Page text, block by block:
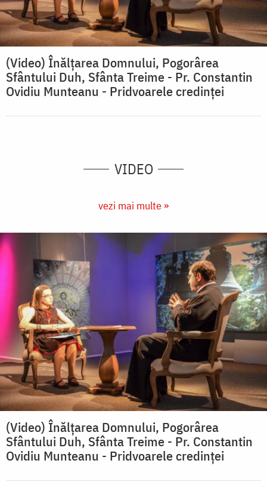
(Video) Înălţarea Domnului, Pogorârea
Sfântului Duh, Sfânta Treime - Pr. Constantin
Ovidiu Munteanu - Pridvoarele credinței
VIDEO
vezi mai multe »
(Video) Înălţarea Domnului, Pogorârea
Sfântului Duh, Sfânta Treime - Pr. Constantin
Ovidiu Munteanu - Pridvoarele credinței